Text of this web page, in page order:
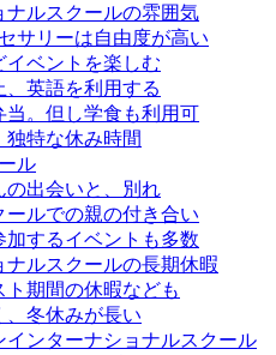
ナルスクールの雰囲気
サリーは自由度が高い
ベントを楽しむ
英語を利用する
。但し学食も利用可
特な休み時間
ル
の出会いと、別れ
ルでの親の付き合い
するイベントも多数
ルスクールの長期休暇
ト期間の休暇なども
、冬休みが長い
ンターナショナルスクール